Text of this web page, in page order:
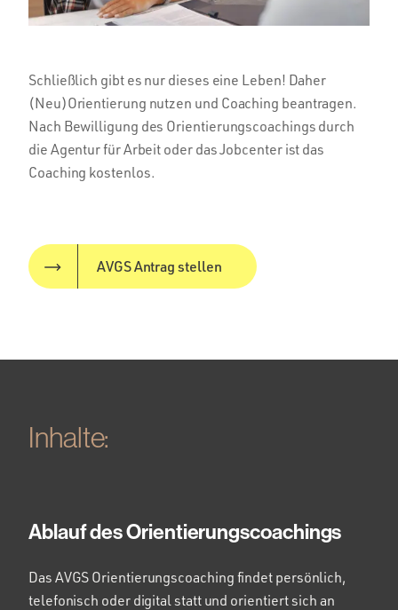
Schließlich gibt es nur dieses eine Leben! Daher
(Neu)Orientierung nutzen und Coaching beantragen.
Nach Bewilligung des Orientierungscoachings durch
die Agentur für Arbeit oder das Jobcenter ist das
Coaching kostenlos.
AVGS Antrag stellen
Inhalte:
Ablauf des Orientierungscoachings
Das AVGS Orientierungscoaching findet persönlich,
telefonisch oder digital statt und orientiert sich an